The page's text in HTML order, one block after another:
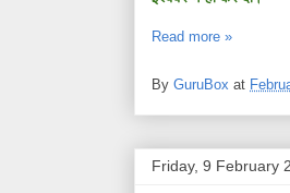
Read more »
By GuruBox at
Friday, 9 February